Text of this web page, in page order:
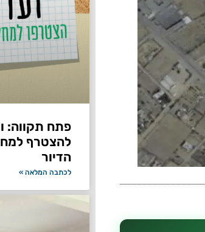
פתח תקווה:
להצטרף
הדיור
לכתבה המלאה »